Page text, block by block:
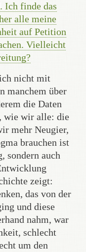
Ich finde das
alle meine
auf Petition
Vielleicht
nicht mit
manchem über
die Daten
wie wir alle: die
mehr Neugier,
brauchen ist
sondern auch
zeigt:
das von der
und diese
nahm, war
schlecht
um den